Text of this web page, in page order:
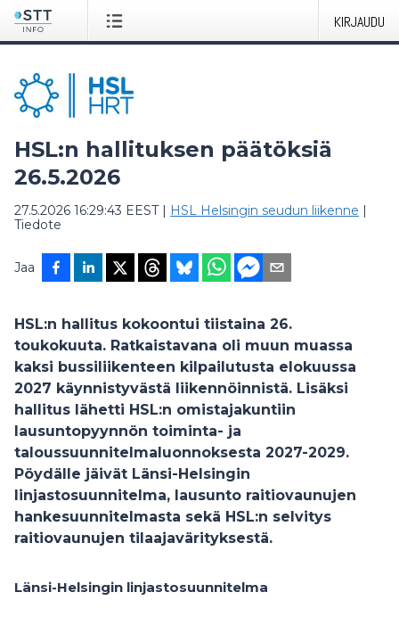
KIRJAUDU
HSL:n hallituksen päätöksiä
26.5.2026
27.5.2026 16:29:43 EEST| HSL Helsingin seudun liikenne |
Tiedote
Jaa
HSL:n hallitus kokoontui tiistaina 26.
toukokuuta. Ratkaistavana oli muun muassa
kaksi bussiliikenteen kilpailutusta elokuussa
2027 käynnistyvästä liikennöinnistä. Lisäksi
hallitus lähetti HSL:n omistajakuntiin
lausuntopyynnön toiminta- ja
taloussuunnitelmaluonnoksesta 2027-2029.
Pöydälle jäivät Länsi-Helsingin
linjastosuunnitelma, lausunto raitiovaunujen
hankesuunnitelmasta sekä HSL:n selvitys
raitiovaunujen tilaajavärityksestä.
Länsi-Helsingin linjastosuunnitelma